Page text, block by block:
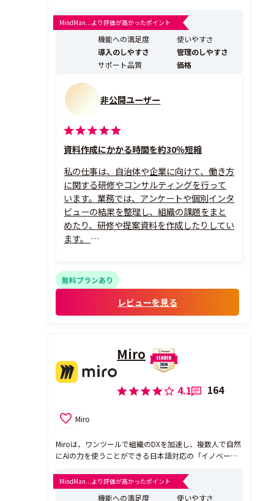
MindMan...より評価が高かったポイント
機能への満足度
使いやすさ
導入のしやすさ
管理のしやすさ
サポート品質
価格
非公開ユーザー
資料作成にかかる時間を約30％短縮
私の仕事は、自治体や企業に向けて、働き方
に関する研修やコンサルティングを行って
います。業務では、アンケートや個別インタ
ビューの結果を整理し、組織の課題をまと
めたり、研修や提案資料を作成したりしてい
ます。
画面に整理できることです。長時間労働、制
度、職場の雰囲気、管理職の意識など、複数
の問題が関係するテーマ...
無料プランあり
レビューを見る
Miro
4.1 164
Miro
Miroは、ワンツールで組織のDXを加速し、複数人で自然
にAIの力を使うことができる日本語対応の「イノベーシ
ためにプレゼン資料や議事録、タスク管理ツール、関連
図面など、あちこちを探し回るような一日を過ごしてい
MindMan...より評価が高かったポイント
機能への満足度 使いやすさ